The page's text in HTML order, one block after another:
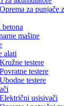
Oprema za punjače
betona
mašine
alati
Kružne testere
Povratne testere
Ubodne testere
Električni usisivači